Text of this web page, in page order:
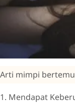
Arti mimpi
1. Mendapat